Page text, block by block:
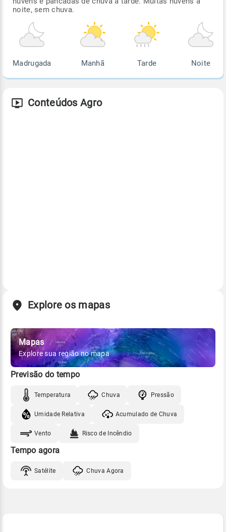
noite, sem chuva.
Madrugada Manhã Tarde Noite
Conteúdos Agro
Explore os mapas
Mapas
Explore sua região no mapa
Previsão do tempo
Temperatura Chuva Pressão
Umidade Relativa Acumulado de Chuva
Vento Risco de Incêndio
Tempo agora
Satélite Chuva Agora